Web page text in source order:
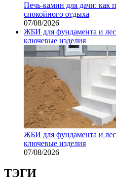
Печь-камин для дачи: как
спокойного отдыха
07/08/2026
ЖБИ для фундамента и
ключевые изделия
ЖБИ для фундамента и
ключевые изделия
07/08/2026
ТЭГИ